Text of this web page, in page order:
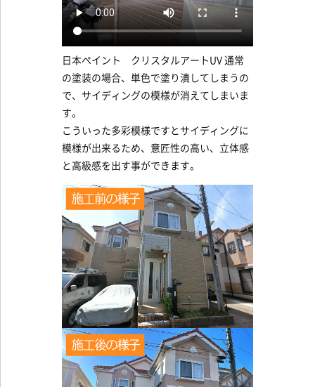
日本ペイント クリスタルアートUV 通常
の塗装の場合、単色で塗り潰してしまうの
で、サイディングの模様が消えてしまいま
す。
こういった多彩模様ですとサイディングに
模様が出来るため、意匠性の高い、立体感
と高級感を出す事ができます。